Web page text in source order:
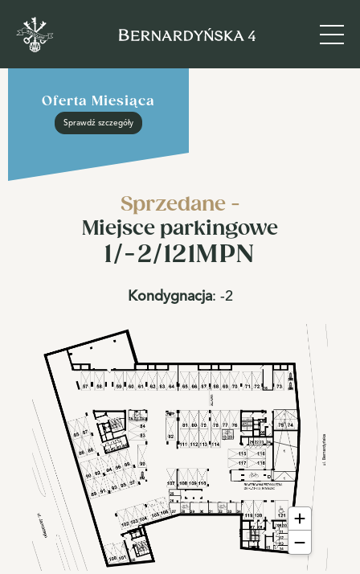
Oferta Miesiąca
Sprawdź szczegóły
Sprzedane -
Miejsce parkingowe
1/-2/121MPN
Kondygnacja: -2